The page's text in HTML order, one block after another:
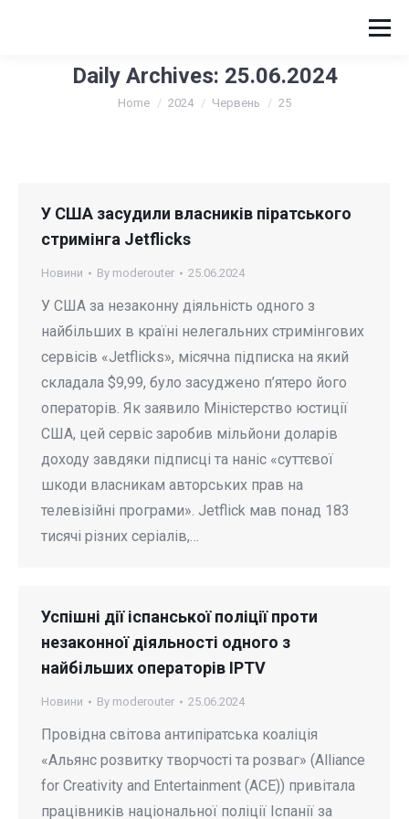
Daily Archives: 25.06.2024
You are here:
Home 2024 Червень 25
У США засудили власників піратського
стримінга Jetflicks
Новини By moderouter 25.06.2024
У США за незаконну діяльність одного з
найбільших в країні нелегальних стримінгових
сервісів «Jetflicks», місячна підписка на який
складала $9,99, було засуджено п’ятеро його
операторів. Як заявило Міністерство юстиції
США, цей сервіс заробив мільйони доларів
доходу завдяки підписці та наніс «суттєвої
шкоди власникам авторських прав на
телевізійні програми». Jetflick мав понад 183
тисячі різних серіалів,…
Успішні дії іспанської поліції проти
незаконної діяльності одного з
найбільших операторів IPTV
Новини By moderouter 25.06.2024
Провідна світова антипіратська коаліція
«Альянс розвитку творчості та розваг» (Alliance
for Creativity and Entertainment (ACE)) привітала
працівників національної поліції Іспанії за